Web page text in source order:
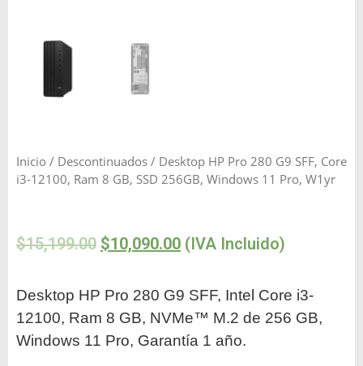
Inicio / Descontinuados / Desktop HP Pro 280 G9 SFF, Core
i3-12100, Ram 8 GB, SSD 256GB, Windows 11 Pro, W1yr
$15,199.00 $10,090.00 (IVA Incluido)
Desktop HP Pro 280 G9 SFF, Intel Core i3-
12100, Ram 8 GB, NVMe™ M.2 de 256 GB,
Windows 11 Pro, Garantía 1 año.